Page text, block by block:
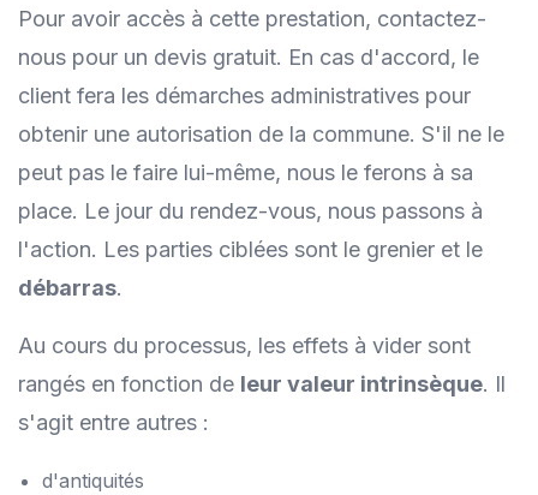
Pour avoir accès à cette prestation, contactez-
nous pour un devis gratuit. En cas d'accord, le
client fera les démarches administratives pour
obtenir une autorisation de la commune. S'il ne le
peut pas le faire lui-même, nous le ferons à sa
place. Le jour du rendez-vous, nous passons à
l'action. Les parties ciblées sont le grenier et le
débarras.
Au cours du processus, les effets à vider sont
rangés en fonction de leur valeur intrinsèque. Il
s'agit entre autres :
d'antiquités